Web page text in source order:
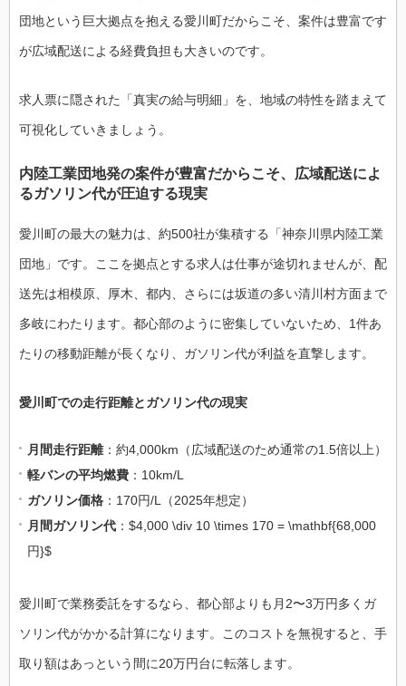
団地という巨大拠点を抱える愛川町だからこそ、案件は豊富です
が広域配送による経費負担も大きいのです。
求人票に隠された「真実の給与明細」を、地域の特性を踏まえて
可視化していきましょう。
内陸工業団地発の案件が豊富だからこそ、広域配送によ
るガソリン代が圧迫する現実
愛川町の最大の魅力は、約500社が集積する「神奈川県内陸工業
団地」です。ここを拠点とする求人は仕事が途切れませんが、配
送先は相模原、厚木、都内、さらには坂道の多い清川村方面まで
多岐にわたります。都心部のように密集していないため、1件あ
たりの移動距離が長くなり、ガソリン代が利益を直撃します。
愛川町での走行距離とガソリン代の現実
月間走行距離：約4,000km（広域配送のため通常の1.5倍以上）
軽バンの平均燃費 ：10km/L
ガソリン価格 ：170円/L（2025年想定）
月間ガソリン代 ：$4,000 \div 10 \times 170 = \mathbf{68,000
円}$
愛川町で業務委託をするなら、都心部よりも月2〜3万円多くガ
ソリン代がかかる計算になります。このコストを無視すると、手
取り額はあっという間に20万円台に転落します。